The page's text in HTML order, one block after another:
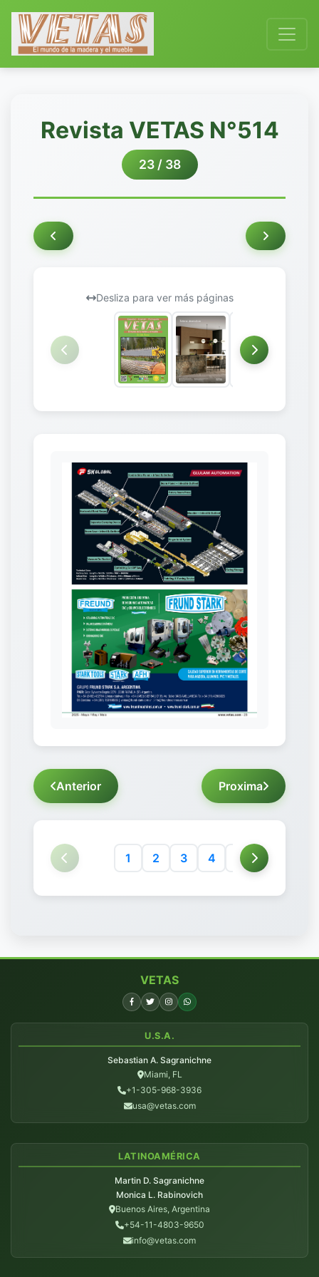
Revista VETAS N°514
23 / 38
Desliza para ver más páginas
Anterior Proxima
1 2 3 4 5 6
VETAS
U.S.A.
Sebastian A. Sagranichne
Miami, FL
+1-305-968-3936
usa@vetas.com
LATINOAMÉRICA
Martin D. Sagranichne
Monica L. Rabinovich
Buenos Aires, Argentina
+54-11-4803-9650
info@vetas.com